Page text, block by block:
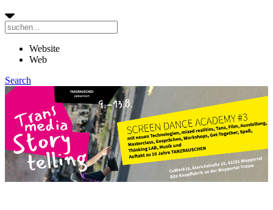
Website
Web
Search